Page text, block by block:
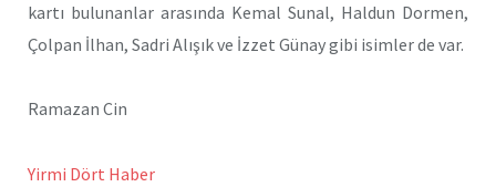
kartı bulunanlar arasında Kemal Sunal, Haldun Dormen,
Çolpan İlhan, Sadri Alışık ve İzzet Günay gibi isimler de var.
Ramazan Cin
Yirmi Dört Haber